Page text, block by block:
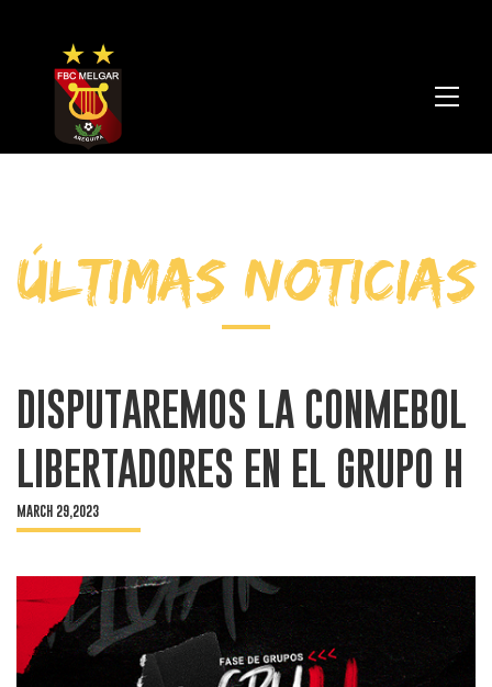
FBC
ÚLTIMAS NOTICIAS
DISPUTAREMOS LA CONMEBOL
LIBERTADORES EN EL GRUPO H
MARCH 29,2023